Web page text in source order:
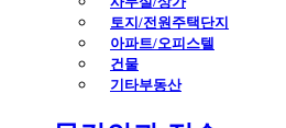
토지/전원주택단지
아파트/오피스텔
건물
기타부동산